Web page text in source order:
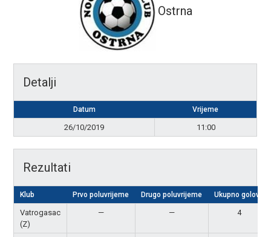
Ostrna
Detalji
Datum Vrijeme
26/10/2019 11:00
Rezultati
Klub Prvo poluvrijeme Drugo poluvrijeme Ukupno golova
Vatrogasac
(Z)
— — 4